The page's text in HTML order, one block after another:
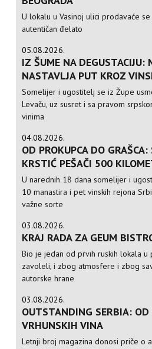
U lokalu u Vasinoj ulici prodavaće
autentičan đelato
05.08.2026.
IZ ŠUME NA DEGUSTACIJU:
NASTAVLJA PUT KROZ
Somelijer i ugostitelj se iz Župe
Levaču, uz susret i sa pravom
vinima
04.08.2026.
OD PROKUPCA DO
KRSTIĆ PEŠAČI 500
U narednih 18 dana somelijer i
10 manastira i pet vinskih rejona
važne sorte
03.08.2026.
KRAJ RADA ZA GEUM
Bio je jedan od prvih ruskih lokala u
zavoleli, i zbog atmosfere i zbog
autorske hrane
03.08.2026.
OUTSTANDING SERBIA:
VRHUNSKIH VINA
Letnji broj magazina donosi priče o